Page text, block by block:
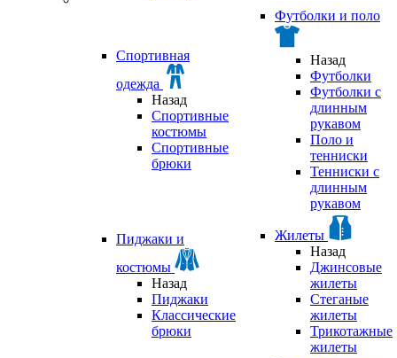
Спортивная
одежда
Назад
Спортивные
костюмы
Спортивные
брюки
Футболки и поло
Назад
Футболки
Футболки с
длинным
рукавом
Поло и
тенниски
Тенниски с
длинным
рукавом
Пиджаки и
костюмы
Назад
Пиджаки
Классические
брюки
Жилеты
Назад
Джинсовые
жилеты
Стеганые
жилеты
Трикотажные
жилеты